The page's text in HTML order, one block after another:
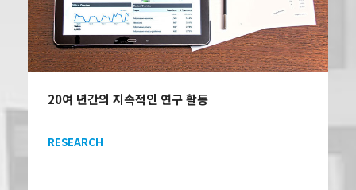
20여 년간의 지속적인 연구 활동
RESEARCH